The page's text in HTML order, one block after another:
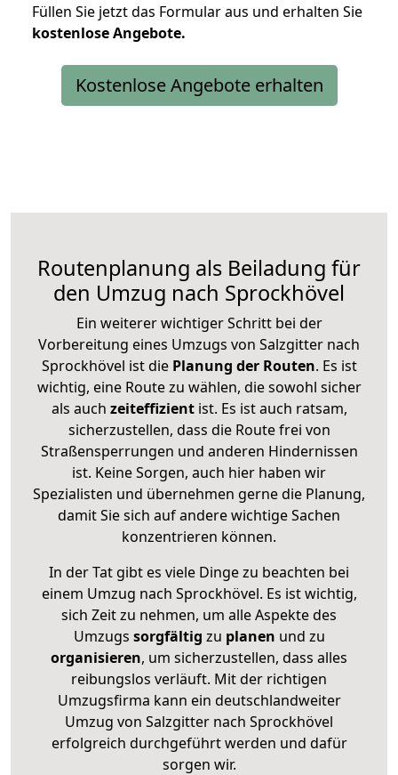
Füllen Sie jetzt das Formular aus und erhalten Sie
kostenloseAngebote.
Kostenlose Angebote erhalten
Routenplanung als Beiladung für
den Umzug nach Sprockhövel
Ein weiterer wichtiger Schritt bei der
Vorbereitung eines Umzugs von Salzgitter nach
Sprockhövel ist diePlanung der Routen. Es ist
wichtig, eine Route zu wählen, die sowohl sicher
als auch zeiteffizientist. Es ist auch ratsam,
sicherzustellen, dass die Route frei von
Straßensperrungen und anderen Hindernissen
ist. Keine Sorgen, auch hier haben wir
Spezialisten und übernehmen gerne die Planung,
damit Sie sich auf andere wichtige Sachen
konzentrieren können.
In der Tat gibt es viele Dinge zu beachten bei
einem Umzug nach Sprockhövel. Es ist wichtig,
sich Zeit zu nehmen, um alle Aspekte des
Umzugs sorgfältig zu planen und zu
organisieren, um sicherzustellen, dass alles
reibungslos verläuft. Mit der richtigen
Umzugsfirma kann ein deutschlandweiter
Umzug von Salzgitter nach Sprockhövel
erfolgreich durchgeführt werden und dafür
sorgen wir.